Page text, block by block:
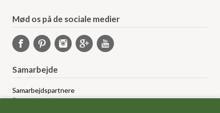
Mød os på de sociale medier
Samarbejde
Samarbejdspartnere
Sponsorprogram